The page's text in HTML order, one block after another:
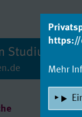
Studium!
https://
Mehr